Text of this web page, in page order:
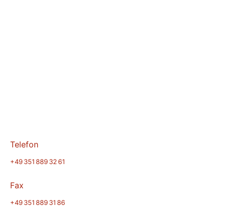
Telefon
+49 351 889 32 61
Fax
+49 351 889 31 86